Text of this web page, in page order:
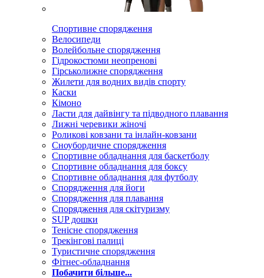
Спортивне спорядження
Велосипеди
Волейбольне спорядження
Гідрокостюми неопренові
Гірськолижне спорядження
Жилети для водних видів спорту
Каски
Кімоно
Ласти для дайвінгу та підводного плавання
Лижні черевики жіночі
Роликові ковзани та інлайн-ковзани
Сноубордичне спорядження
Спортивне обладнання для баскетболу
Спортивне обладнання для боксу
Спортивне обладнання для футболу
Спорядження для йоги
Спорядження для плавання
Спорядження для скітуризму
SUP дошки
Тенісне спорядження
Трекінгові палиці
Туристичне спорядження
Фітнес-обладнання
Побачити більше...